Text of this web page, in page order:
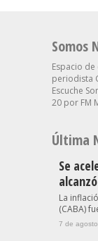
Somos
Espacio
periodista
Escuche
20 por FM
Última
Se
La
(CABA)
7 de